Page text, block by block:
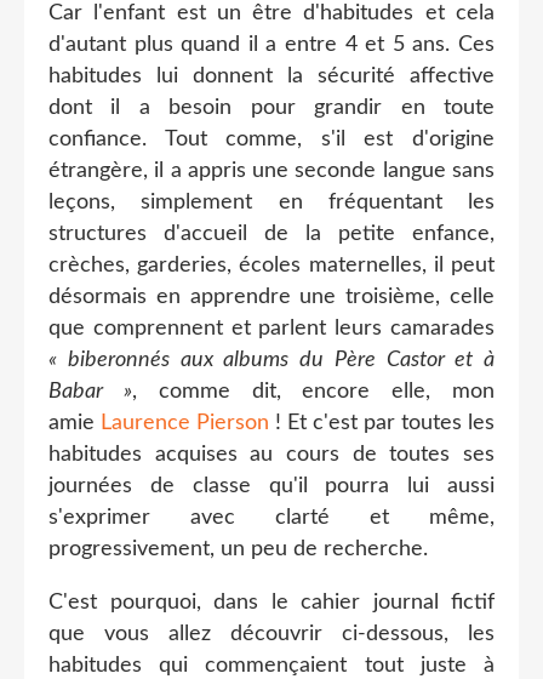
Car l'enfant est un être d'habitudes et cela
d'autant plus quand il a entre 4 et 5 ans. Ces
habitudes lui donnent la sécurité affective
dont il a besoin pour grandir en toute
confiance. Tout comme, s'il est d'origine
étrangère, il a appris une seconde langue sans
leçons, simplement en fréquentant les
structures d'accueil de la petite enfance,
crèches, garderies, écoles maternelles, il peut
désormais en apprendre une troisième, celle
que comprennent et parlent leurs camarades
« biberonnés aux albums du Père Castor et à
Babar », comme dit, encore elle, mon
amie Laurence Pierson ! Et c'est par toutes les
habitudes acquises au cours de toutes ses
journées de classe qu'il pourra lui aussi
s'exprimer avec clarté et même,
progressivement, un peu de recherche.
C'est pourquoi, dans le cahier journal fictif
que vous allez découvrir ci-dessous, les
habitudes qui commençaient tout juste à